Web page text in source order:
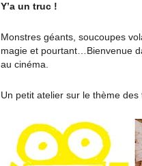
Y’a un truc !
Monstres géants, soucoupes
magie et pourtant…Bienvenue
au cinéma.
Un petit atelier sur le thème